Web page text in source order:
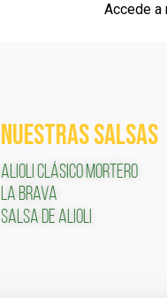
Accede a
NUESTRAS SALSAS
ALIOLI CLÁSICO MORTERO
LA BRAVA
SALSA DE ALIOLI